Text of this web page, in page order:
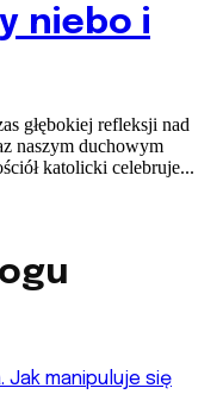
niebo i
głębokiej refleksji nad
naszym duchowym
katolicki celebruje...
Jak manipuluje się